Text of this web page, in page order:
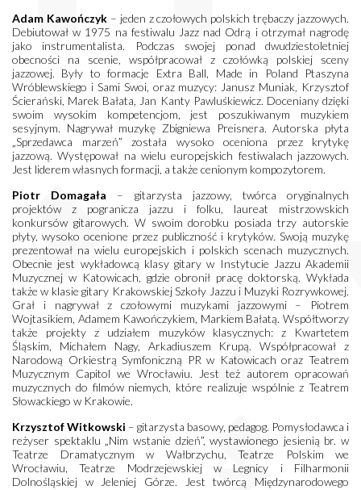
Adam Kawończyk– jeden z czołowych polskich trębaczy jazzowych.
Debiutował w 1975 na festiwalu Jazz nad Odrą i otrzymał nagrodę
jako instrumentalista. Podczas swojej ponad dwudziestoletniej
obecności na scenie, współpracował z czołówką polskiej sceny
jazzowej. Były to formacje Extra Ball, Made in Poland Ptaszyna
Wróblewskiego i Sami Swoi, oraz muzycy: Janusz Muniak, Krzysztof
Ścierański, Marek Bałata, Jan Kanty Pawluśkiewicz. Doceniany dzięki
swoim wysokim kompetencjom, jest poszukiwanym muzykiem
sesyjnym. Nagrywał muzykę Zbigniewa Preisnera. Autorska płyta
„Sprzedawca marzeń” została wysoko oceniona przez krytykę
jazzową. Występował na wielu europejskich festiwalach jazzowych.
Jest liderem własnych formacji, a także cenionym kompozytorem.
Piotr Domagała – gitarzysta jazzowy, twórca oryginalnych
projektów z pogranicza jazzu i folku, laureat mistrzowskich
konkursów gitarowych. W swoim dorobku posiada trzy autorskie
płyty, wysoko ocenione przez publiczność i krytyków. Swoją muzykę
prezentował na wielu europejskich i polskich scenach muzycznych.
Obecnie jest wykładowcą klasy gitary w Instytucie Jazzu Akademii
Muzycznej w Katowicach, gdzie obronił pracę doktorską. Wykłada
także w klasie gitary Krakowskiej Szkoły Jazzu i Muzyki Rozrywkowej.
Grał i nagrywał z czołowymi muzykami jazzowymi – Piotrem
Wojtasikiem, Adamem Kawończykiem, Markiem Bałatą. Współtworzy
także projekty z udziałem muzyków klasycznych: z Kwartetem
Śląskim, Michałem Nagy, Arkadiuszem Krupą. Współpracował z
Narodową Orkiestrą Symfoniczną PR w Katowicach oraz Teatrem
Muzycznym Capitol we Wrocławiu. Jest też autorem opracowań
muzycznych do filmów niemych, które realizuje wspólnie z Teatrem
Słowackiego w Krakowie.
Krzysztof Witkowski – gitarzysta basowy, pedagog. Pomysłodawca i
reżyser spektaklu „Nim wstanie dzień”, wystawionego jesienią br. w
Teatrze Dramatycznym w Wałbrzychu, Teatrze Polskim we
Wrocławiu, Teatrze Modrzejewskiej w Legnicy i Filharmonii
Dolnośląskiej w Jeleniej Górze. Jest twórcą Międzynarodowego